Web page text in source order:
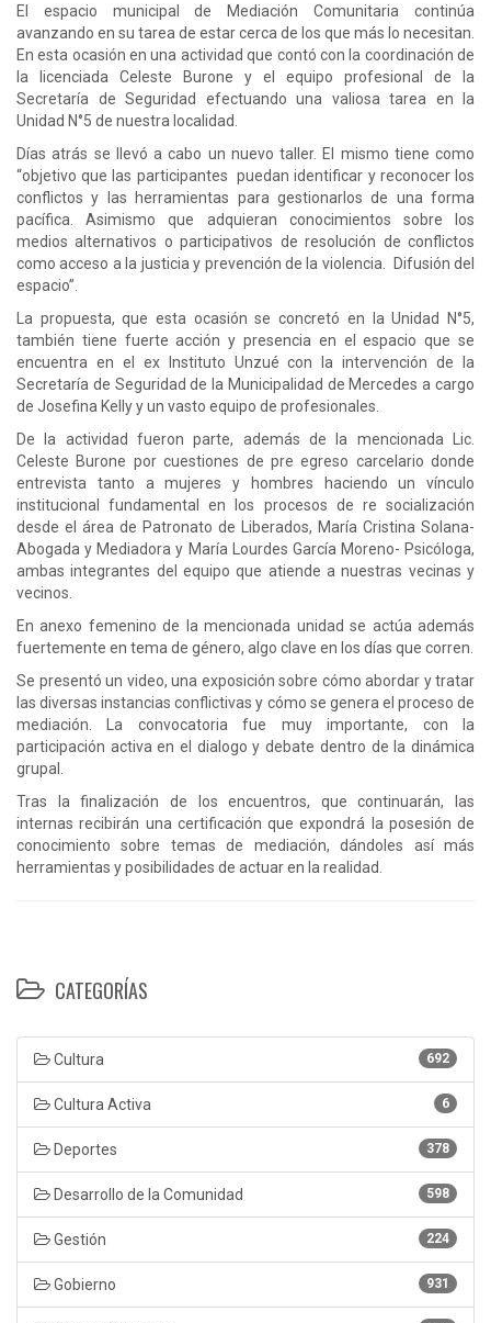
El espacio municipal de Mediación Comunitaria continúa
avanzando en su tarea de estar cerca de los que más lo necesitan.
En esta ocasión en una actividad que contó con la coordinación de
la licenciada Celeste Burone y el equipo profesional de la
Secretaría de Seguridad efectuando una valiosa tarea en la
Unidad N°5 de nuestra localidad.
Días atrás se llevó a cabo un nuevo taller. El mismo tiene como
“objetivo que las participantes puedan identificar y reconocer los
conflictos y las herramientas para gestionarlos de una forma
pacífica. Asimismo que adquieran conocimientos sobre los
medios alternativos o participativos de resolución de conflictos
como acceso a la justicia y prevención de la violencia. Difusión del
espacio”.
La propuesta, que esta ocasión se concretó en la Unidad N°5,
también tiene fuerte acción y presencia en el espacio que se
encuentra en el ex Instituto Unzué con la intervención de la
Secretaría de Seguridad de la Municipalidad de Mercedes a cargo
de Josefina Kelly y un vasto equipo de profesionales.
De la actividad fueron parte, además de la mencionada Lic.
Celeste Burone por cuestiones de pre egreso carcelario donde
entrevista tanto a mujeres y hombres haciendo un vínculo
institucional fundamental en los procesos de re socialización
desde el área de Patronato de Liberados, María Cristina Solana-
Abogada y Mediadora y María Lourdes García Moreno- Psicóloga,
ambas integrantes del equipo que atiende a nuestras vecinas y
vecinos.
En anexo femenino de la mencionada unidad se actúa además
fuertemente en tema de género, algo clave en los días que corren.
Se presentó un video, una exposición sobre cómo abordar y tratar
las diversas instancias conflictivas y cómo se genera el proceso de
mediación. La convocatoria fue muy importante, con la
participación activa en el dialogo y debate dentro de la dinámica
grupal.
Tras la finalización de los encuentros, que continuarán, las
internas recibirán una certificación que expondrá la posesión de
conocimiento sobre temas de mediación, dándoles así más
herramientas y posibilidades de actuar en la realidad.
CATEGORÍAS
692
Cultura
6
Cultura Activa
378
Deportes
598
Desarrollo de la Comunidad
224
Gestión
931
Gobierno